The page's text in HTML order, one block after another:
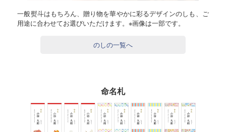
一般熨斗はもちろん、贈り物を華やかに彩るデザインのしも、ご
用途に合わせてお選びいただけます。※画像は一部です。
のしの一覧へ
命名札